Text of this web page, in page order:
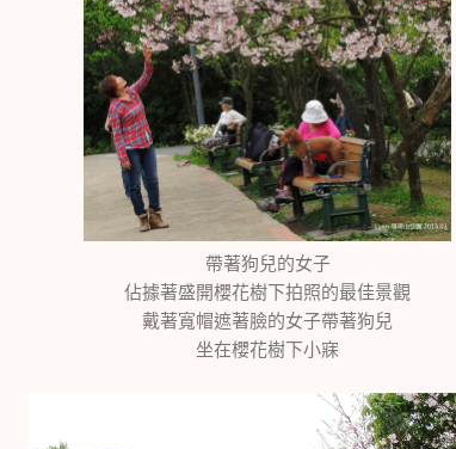
帶著狗兒的女子
佔據著盛開櫻花樹下拍照的最佳景觀
戴著寬帽遮著臉的女子帶著狗兒
坐在櫻花樹下小寐